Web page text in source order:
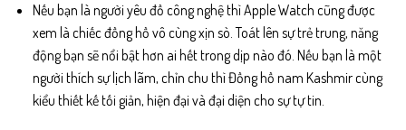
Nếu bạn là người yêu đồ công nghệ thì Apple Watch cũng được
xem là chiếc đồng hồ vô cùng xịn sò. Toát lên sự trẻ trung, năng
động bạn sẽ nổi bật hơn ai hết trong dịp nào đó. Nếu bạn là một
người thích sự lịch lãm, chỉn chu thì Đồng hồ nam Kashmir cùng
kiểu thiết kế tối giản, hiện đại và đại diện cho sự tự tin.